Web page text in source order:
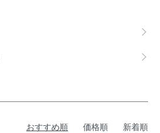
おすすめ順 価格順 新着順